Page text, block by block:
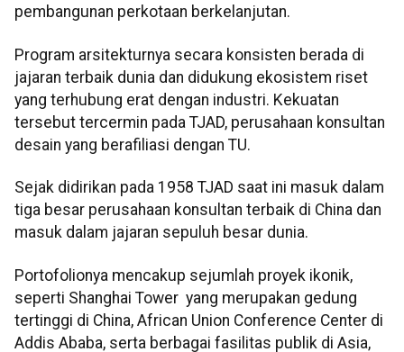
pembangunan perkotaan berkelanjutan.
Program arsitekturnya secara konsisten berada di
jajaran terbaik dunia dan didukung ekosistem riset
yang terhubung erat dengan industri. Kekuatan
tersebut tercermin pada TJAD, perusahaan konsultan
desain yang berafiliasi dengan TU.
Sejak didirikan pada 1958 TJAD saat ini masuk dalam
tiga besar perusahaan konsultan terbaik di China dan
masuk dalam jajaran sepuluh besar dunia.
Portofolionya mencakup sejumlah proyek ikonik,
seperti Shanghai Tower yang merupakan gedung
tertinggi di China, African Union Conference Center di
Addis Ababa, serta berbagai fasilitas publik di Asia,